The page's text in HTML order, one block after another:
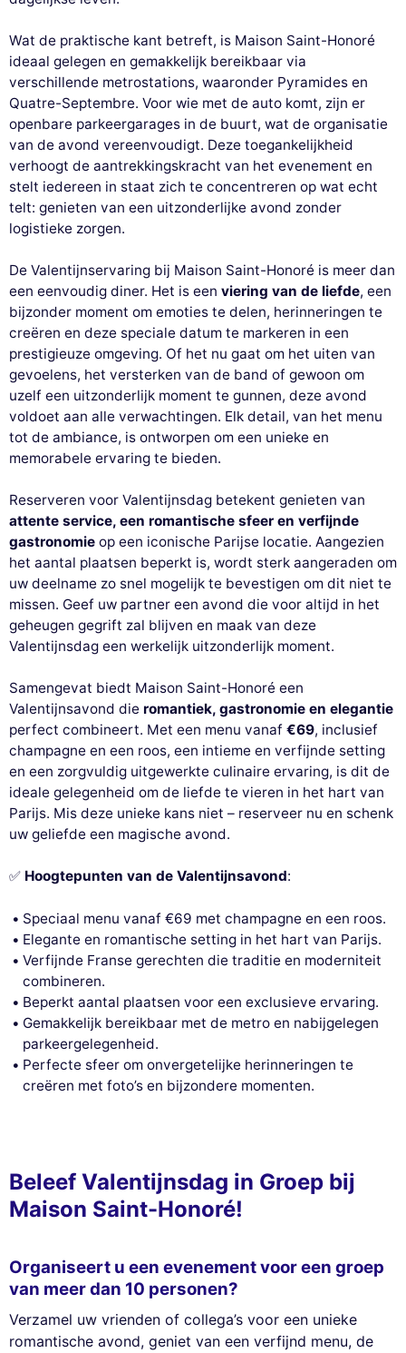
Wat de praktische kant betreft, is Maison Saint-Honoré
ideaal gelegen en gemakkelijk bereikbaar via
verschillende metrostations, waaronder Pyramides en
Quatre-Septembre. Voor wie met de auto komt, zijn er
openbare parkeergarages in de buurt, wat de organisatie
van de avond vereenvoudigt. Deze toegankelijkheid
verhoogt de aantrekkingskracht van het evenement en
stelt iedereen in staat zich te concentreren op wat echt
telt: genieten van een uitzonderlijke avond zonder
logistieke zorgen.
De Valentijnservaring bij Maison Saint-Honoré is meer dan
een eenvoudig diner. Het is een viering van de liefde, een
bijzonder moment om emoties te delen, herinneringen te
creëren en deze speciale datum te markeren in een
prestigieuze omgeving. Of het nu gaat om het uiten van
gevoelens, het versterken van de band of gewoon om
uzelf een uitzonderlijk moment te gunnen, deze avond
voldoet aan alle verwachtingen. Elk detail, van het menu
tot de ambiance, is ontworpen om een unieke en
memorabele ervaring te bieden.
Reserveren voor Valentijnsdag betekent genieten van
attente service, een romantische sfeer en verfijnde
gastronomie op een iconische Parijse locatie. Aangezien
het aantal plaatsen beperkt is, wordt sterk aangeraden om
uw deelname zo snel mogelijk te bevestigen om dit niet te
missen. Geef uw partner een avond die voor altijd in het
geheugen gegrift zal blijven en maak van deze
Valentijnsdag een werkelijk uitzonderlijk moment.
Samengevat biedt Maison Saint-Honoré een
Valentijnsavond die romantiek, gastronomie en elegantie
perfect combineert. Met een menu vanaf €69, inclusief
champagne en een roos, een intieme en verfijnde setting
en een zorgvuldig uitgewerkte culinaire ervaring, is dit de
ideale gelegenheid om de liefde te vieren in het hart van
Parijs. Mis deze unieke kans niet – reserveer nu en schenk
uw geliefde een magische avond.
✅ Hoogtepunten van de Valentijnsavond:
Speciaal menu vanaf €69 met champagne en een roos.
Elegante en romantische setting in het hart van Parijs.
Verfijnde Franse gerechten die traditie en moderniteit
combineren.
Beperkt aantal plaatsen voor een exclusieve ervaring.
Gemakkelijk bereikbaar met de metro en nabijgelegen
parkeergelegenheid.
Perfecte sfeer om onvergetelijke herinneringen te
creëren met foto’s en bijzondere momenten.
Beleef Valentijnsdag in Groep bij
Maison Saint-Honoré!
Organiseert u een evenement voor een groep
van meer dan 10 personen?
Verzamel uw vrienden of collega’s voor een unieke
romantische avond, geniet van een verfijnd menu, de